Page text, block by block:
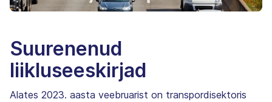
Suurenenud
liikluseeskirjad
Alates 2023. aasta veebruarist on transpordisektoris